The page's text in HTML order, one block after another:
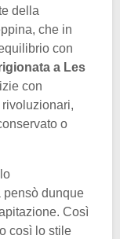
della
che in
con
a Les
con
o
pensò dunque
Così
così lo stile